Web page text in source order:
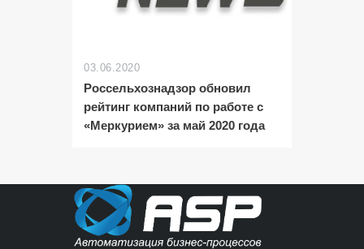
03.06.2020
Россельхознадзор обновил
рейтинг компаний по работе с
«Меркурием» за май 2020 года